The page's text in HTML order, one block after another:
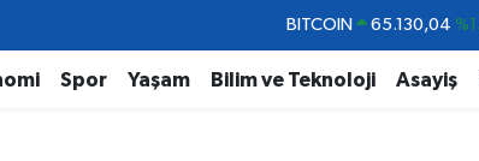
DOLAR 47,7106
EURO 55,1652
Spor Yaşam Bilim ve Teknoloji Asayiş